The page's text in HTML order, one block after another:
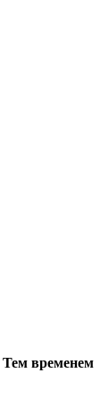
Тем временем